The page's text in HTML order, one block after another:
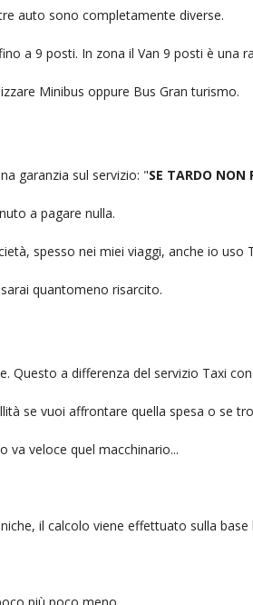
auto sono completamente diverse.
a 9 posti. In zona il Van 9 posti è una
Minibus oppure Bus Gran turismo.
garanzia sul servizio: "SE TARDO NON
a pagare nulla.
spesso nei miei viaggi, anche io uso
quantomeno risarcito.
a differenza del servizio Taxi
se vuoi affrontare quella spesa o se
va veloce quel macchinario...
il calcolo viene effettuato sulla base